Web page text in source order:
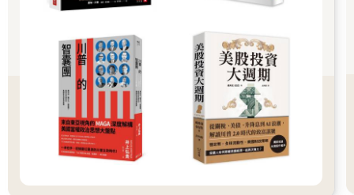
粹黑白。你眼前可能有一條路是對的，有一條路是錯的；唯有仔
最後一站是前額葉皮質區、前扣帶迴皮質和眼窩額葉皮質
（orbitofrontal cortex，位於眼窩正上方，因而得名）。明白人生
模稜兩可、充滿未知，卻依舊有所作為與行動的能力，與這些腦
區密切相關。
凹凸不平的顱骨與顱內的奧祕
科學發展至今，我們已經得以了解並找出不同智慧要素所對應的
腦區位置，知道大腦各區通常會互相協調，共同運作。不過這趟
旅程一路走來曲折蜿蜒，極為漫長，還不時轉錯彎，走進死胡